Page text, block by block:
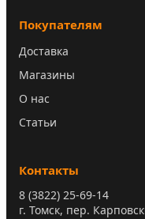
Покупателям
Доставка
Магазины
О нас
Статьи
Контакты
8 (3822) 25-69-14
г. Томск, пер.